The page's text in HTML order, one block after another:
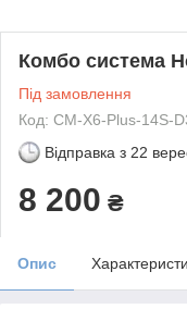
Комбо система
Під замовлення
Код: CM-X6-Plus-14S-
Відправка з 22
8 200 ₴
Опис